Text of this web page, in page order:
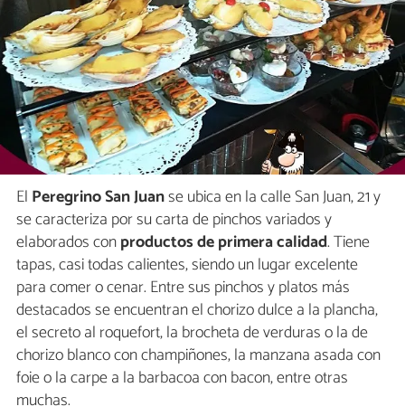
El Peregrino San Juanse ubica en la calle San Juan, 21 y
se caracteriza por su carta de pinchos variados y
elaborados conproductos de primera calidad. Tiene
tapas, casi todas calientes, siendo un lugar excelente
para comer o cenar. Entre sus pinchos y platos más
destacados se encuentran el chorizo dulce a la plancha,
el secreto al roquefort, la brocheta de verduras o la de
chorizo blanco con champiñones, la manzana asada con
foie o la carpe a la barbacoa con bacon, entre otras
muchas.